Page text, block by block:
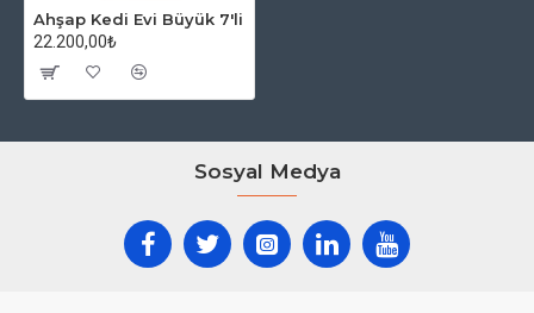
İstediğiniz ölçülerde üretim yapılmaktadır.*
Türkiye'nin her yerine gönderim
sağlanmaktadır.*
Ahşap Kedi Evi Büyük 7'li
22.200,00₺
Sosyal Medya